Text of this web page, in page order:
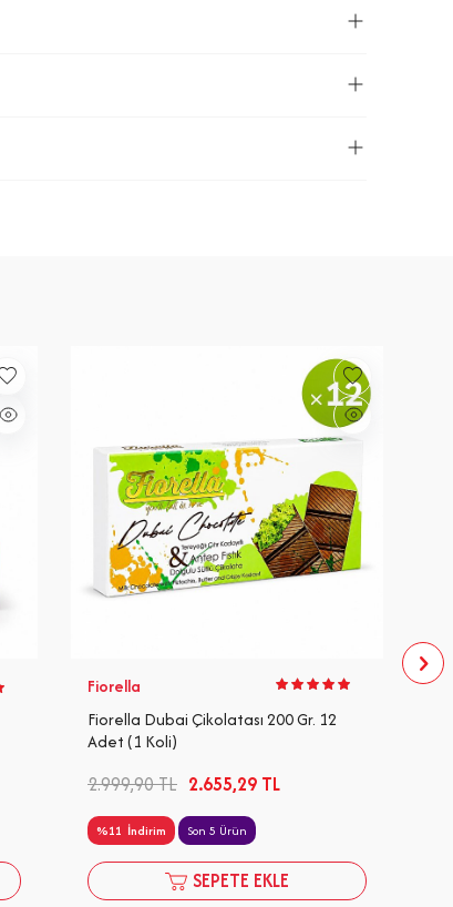
Fiorella
Fiorella Dubai Çikolatası 200 Gr. 12
Adet (1 Koli)
2.999,90TL 2.655,29 TL
%11 İndirim Son 5 Ürün
SEPETE EKLE